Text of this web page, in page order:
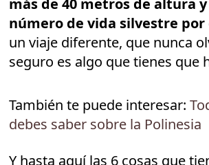
más de 40 metros de altura
número de vida silvestre
un viaje diferente, que nunca
seguro es algo que tienes que
También te puede interesar:
debes saber sobre la Polinesia
Y hasta aquí las 6 cosas que